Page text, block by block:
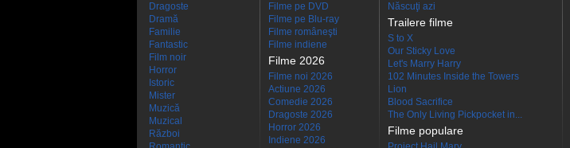
Dragoste
Dramă
Familie
Fantastic
Film noir
Horror
Istoric
Mister
Muzică
Muzical
Război
Filme pe DVD
Filme pe Blu-ray
Filme româneşti
Filme indiene
Filme 2026
Filme noi 2026
Actiune 2026
Comedie 2026
Dragoste 2026
Horror 2026
Indiene 2026
Născuţi azi
Trailere filme
S to X
Our Sticky Love
Let's Marry Harry
102 Minutes Inside the Towers
Lion
Blood Sacrifice
The Only Living Pickpocket in...
Filme populare